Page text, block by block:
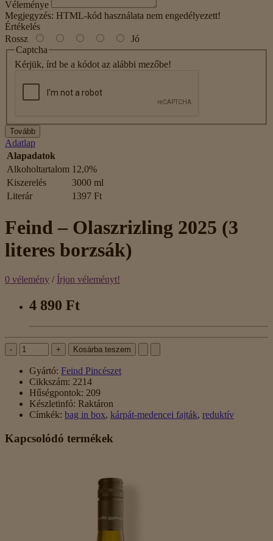
Véleménye
Megjegyzés: HTML-kód használata nem engedélyezett!
Értékelés
Rossz
Jó
Captcha
Kérjük, írd be a kódot az alábbi mezőbe!
Tovább
Adatlap
Alapadatok
Alkoholtartalom 12,0%
Kiszerelés
3000 ml
Literár
1397 Ft
Feind – Olaszrizling 2025 (3
literes borzsák)
0 vélemény / Írjon véleményt!
4 890 Ft
- + Kosárba teszem
Gyártó: Feind Pincészet
Cikkszám: 2214
Hűségpontok: 209
Készletinfó: Raktáron
Címkék: bag in box, kárpát-medencei fajták, reduktív
Kapcsolódó termékek